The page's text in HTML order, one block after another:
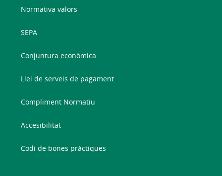
Normativa valors
SEPA
Conjuntura econòmica
Llei de serveis de pagament
Compliment Normatiu
Accesibilitat
Codi de bones pràctiques